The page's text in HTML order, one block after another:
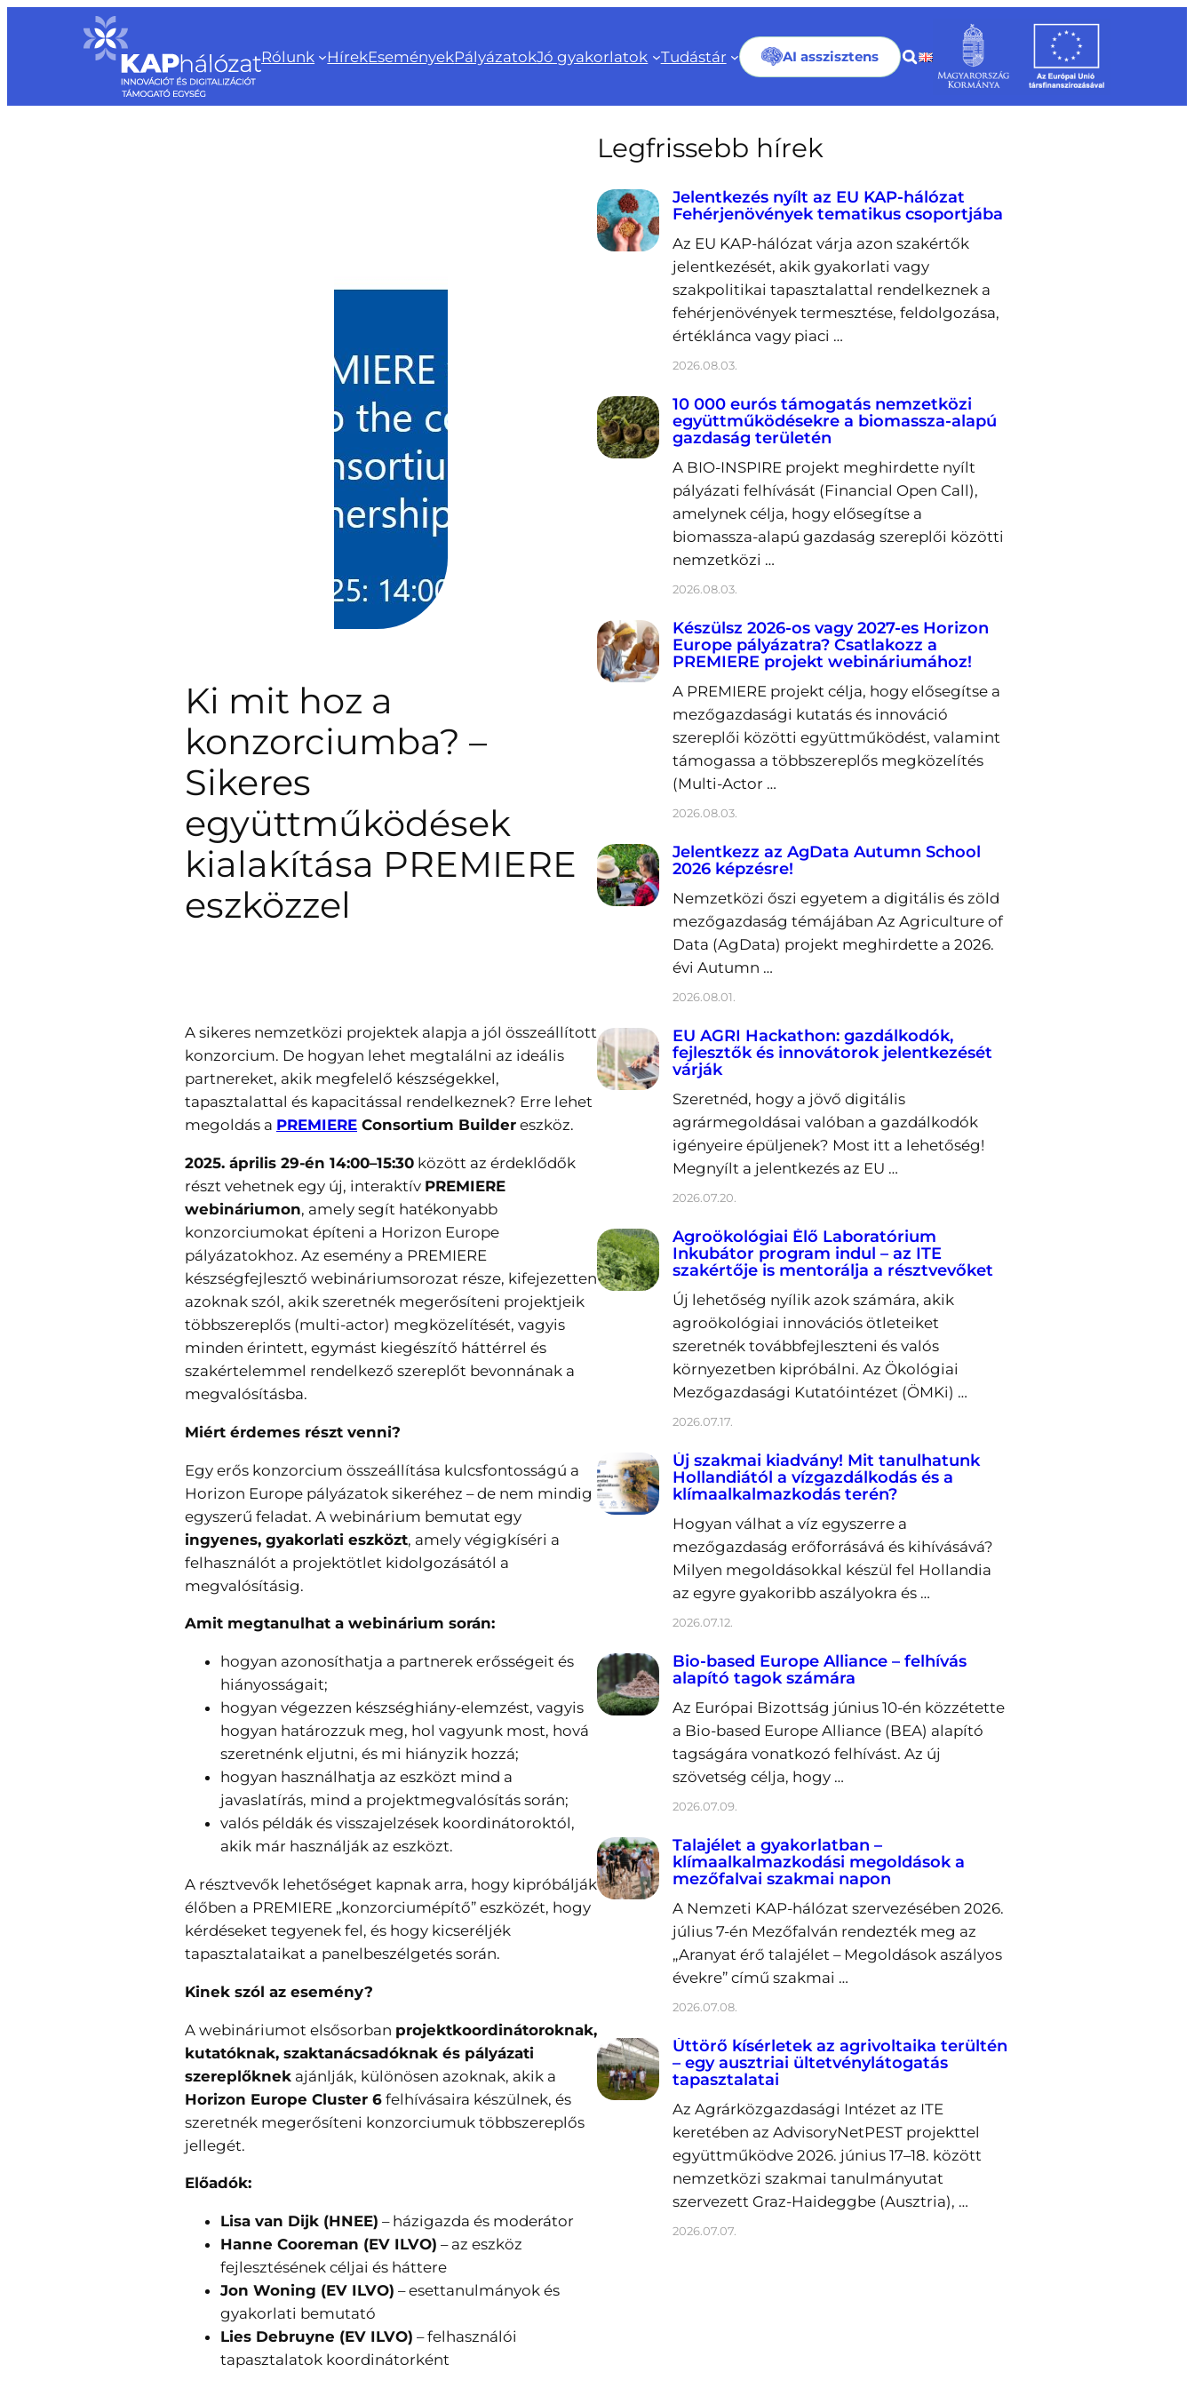
tartalomhoz
Rólunk HírekEseményekPályázatokJó gyakorlatok Tudástár AI asszisztens
Ki mit hoz a
konzorciumba? –
Sikeres
együttműködések
kialakítása PREMIERE
eszközzel
A sikeres nemzetközi projektek alapja a jól összeállított
konzorcium. De hogyan lehet megtalálni az ideális
partnereket, akik megfelelő készségekkel,
tapasztalattal és kapacitással rendelkeznek? Erre lehet
megoldás a PREMIERE Consortium Builder eszköz.
2025. április 29-én 14:00–15:30 között az érdeklődők
részt vehetnek egy új, interaktív PREMIERE
webináriumon, amely segít hatékonyabb
konzorciumokat építeni a Horizon Europe
pályázatokhoz. Az esemény a PREMIERE
készségfejlesztő webináriumsorozat része, kifejezetten
azoknak szól, akik szeretnék megerősíteni projektjeik
többszereplős (multi-actor) megközelítését, vagyis
minden érintett, egymást kiegészítő háttérrel és
szakértelemmel rendelkező szereplőt bevonnának a
megvalósításba.
Miért érdemes részt venni?
Egy erős konzorcium összeállítása kulcsfontosságú a
Horizon Europe pályázatok sikeréhez – de nem mindig
egyszerű feladat. A webinárium bemutat egy
ingyenes, gyakorlati eszközt, amely végigkíséri a
felhasználót a projektötlet kidolgozásától a
megvalósításig.
Amit megtanulhat a webinárium során:
hogyan azonosíthatja a partnerek erősségeit és
hiányosságait;
hogyan végezzen készséghiány-elemzést, vagyis
hogyan határozzuk meg, hol vagyunk most, hová
szeretnénk eljutni, és mi hiányzik hozzá;
hogyan használhatja az eszközt mind a
javaslatírás, mind a projektmegvalósítás során;
valós példák és visszajelzések koordinátoroktól,
akik már használják az eszközt.
A résztvevők lehetőséget kapnak arra, hogy kipróbálják
élőben a PREMIERE „konzorciumépítő” eszközét, hogy
kérdéseket tegyenek fel, és hogy kicseréljék
tapasztalataikat a panelbeszélgetés során.
Kinek szól az esemény?
A webináriumot elsősorban projektkoordinátoroknak,
kutatóknak, szaktanácsadóknak és pályázati
szereplőknek ajánlják, különösen azoknak, akik a
Horizon Europe Cluster 6 felhívásaira készülnek, és
szeretnék megerősíteni konzorciumuk többszereplős
jellegét.
Előadók:
Lisa van Dijk (HNEE) – házigazda és moderátor
Hanne Cooreman (EV ILVO) – az eszköz
fejlesztésének céljai és háttere
Jon Woning (EV ILVO) – esettanulmányok és
gyakorlati bemutató
Lies Debruyne (EV ILVO) – felhasználói
tapasztalatok koordinátorként
Legfrissebb hírek
Jelentkezés nyílt az EU KAP-hálózat
Fehérjenövények tematikus csoportjába
Az EU KAP-hálózat várja azon szakértők
jelentkezését, akik gyakorlati vagy
szakpolitikai tapasztalattal rendelkeznek a
fehérjenövények termesztése, feldolgozása,
értéklánca vagy piaci …
2026.08.03.
10 000 eurós támogatás nemzetközi
együttműködésekre a biomassza-alapú
gazdaság területén
A BIO-INSPIRE projekt meghirdette nyílt
pályázati felhívását (Financial Open Call),
amelynek célja, hogy elősegítse a
biomassza-alapú gazdaság szereplői közötti
nemzetközi …
2026.08.03.
Készülsz 2026-os vagy 2027-es Horizon
Europe pályázatra? Csatlakozz a
PREMIERE projekt webináriumához!
A PREMIERE projekt célja, hogy elősegítse a
mezőgazdasági kutatás és innováció
szereplői közötti együttműködést, valamint
támogassa a többszereplős megközelítés
(Multi-Actor …
2026.08.03.
Jelentkezz az AgData Autumn School
2026 képzésre!
Nemzetközi őszi egyetem a digitális és zöld
mezőgazdaság témájában Az Agriculture of
Data (AgData) projekt meghirdette a 2026.
évi Autumn …
2026.08.01.
EU AGRI Hackathon: gazdálkodók,
fejlesztők és innovátorok jelentkezését
várják
Szeretnéd, hogy a jövő digitális
agrármegoldásai valóban a gazdálkodók
igényeire épüljenek? Most itt a lehetőség!
Megnyílt a jelentkezés az EU …
2026.07.20.
Agroökológiai Élő Laboratórium
Inkubátor program indul – az ITE
szakértője is mentorálja a résztvevőket
Új lehetőség nyílik azok számára, akik
agroökológiai innovációs ötleteiket
szeretnék továbbfejleszteni és valós
környezetben kipróbálni. Az Ökológiai
Mezőgazdasági Kutatóintézet (ÖMKi) …
2026.07.17.
Új szakmai kiadvány! Mit tanulhatunk
Hollandiától a vízgazdálkodás és a
klímaalkalmazkodás terén?
Hogyan válhat a víz egyszerre a
mezőgazdaság erőforrásává és kihívásává?
Milyen megoldásokkal készül fel Hollandia
az egyre gyakoribb aszályokra és …
2026.07.12.
Bio-based Europe Alliance – felhívás
alapító tagok számára
Az Európai Bizottság június 10-én közzétette
a Bio-based Europe Alliance (BEA) alapító
tagságára vonatkozó felhívást. Az új
szövetség célja, hogy …
2026.07.09.
Talajélet a gyakorlatban –
klímaalkalmazkodási megoldások a
mezőfalvai szakmai napon
A Nemzeti KAP-hálózat szervezésében 2026.
július 7-én Mezőfalván rendezték meg az
„Aranyat érő talajélet – Megoldások aszályos
évekre” című szakmai …
2026.07.08.
Úttörő kísérletek az agrivoltaika terültén
– egy ausztriai ültetvénylátogatás
tapasztalatai
Az Agrárközgazdasági Intézet az ITE
keretében az AdvisoryNetPEST projekttel
együttműködve 2026. június 17–18. között
nemzetközi szakmai tanulmányutat
szervezett Graz-Haideggbe (Ausztria), …
2026.07.07.